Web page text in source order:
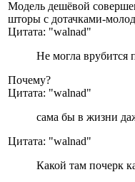
Модель дешёвой
шторы с дотачками-
Цитата: "walnad"
Не могла врубится
Почему?
Цитата: "walnad"
сама бы в жизни
Цитата: "walnad"
Какой там почерк